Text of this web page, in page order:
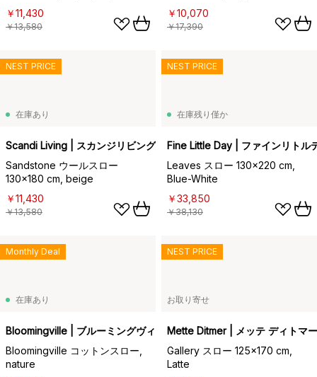
￥11,430
￥13,580
￥10,070
￥17,390
在庫あり
Scandi Living | スカンジリビング
Sandstone ウールスロー
130x180 cm, beige
￥11,430
￥13,580
NEST PRICE
在庫残り僅か
Fine Little Day | ファインリトル
Leaves スロー 130x220 cm,
Blue-White
￥33,850
￥38,130
NEST PRICE
在庫あり
Bloomingville | ブルーミングヴィル
Bloomingville コットンスロー,
nature
Monthly Deal
お取り寄せ
Mette Ditmer | メッテ ディトマー
Gallery スロー 125x170 cm,
Latte
NEST PRICE